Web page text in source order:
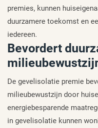
premies, kunnen
duurzamere toekomst en
iedereen.
Bevordert
De gevelisolatie premie
milieubewustzijn door
energiebesparende
in gevelisolatie kunnen